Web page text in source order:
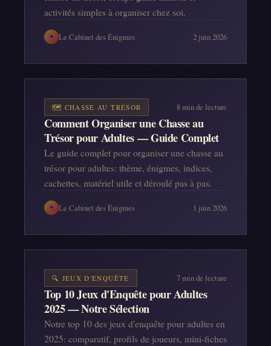
activités simples à organiser chez soi.
✦ Le Cabinet des Énigmes 2 juin 2026
🗺️ CHASSE AU TRÉSOR 8min de lecture
Comment Organiser une Chasse au
Trésor pour Adultes — Guide Complet
Le guide complet pour organiser une chasse au
trésor pour adultes: thème, énigmes, indices,
cachettes, matériel utile et déroulé pas à pas.
✦ Le Cabinet des Énigmes 1 juin 2026
🔍 JEUX D'ENQUÊTE 7min de lecture
Top 10 Jeux d'Enquête pour Adultes
2025 — Notre Sélection
Notre top 10 des jeux d'enquête pour adultes en
2025: comparatif, profils de joueurs, mini-fiches